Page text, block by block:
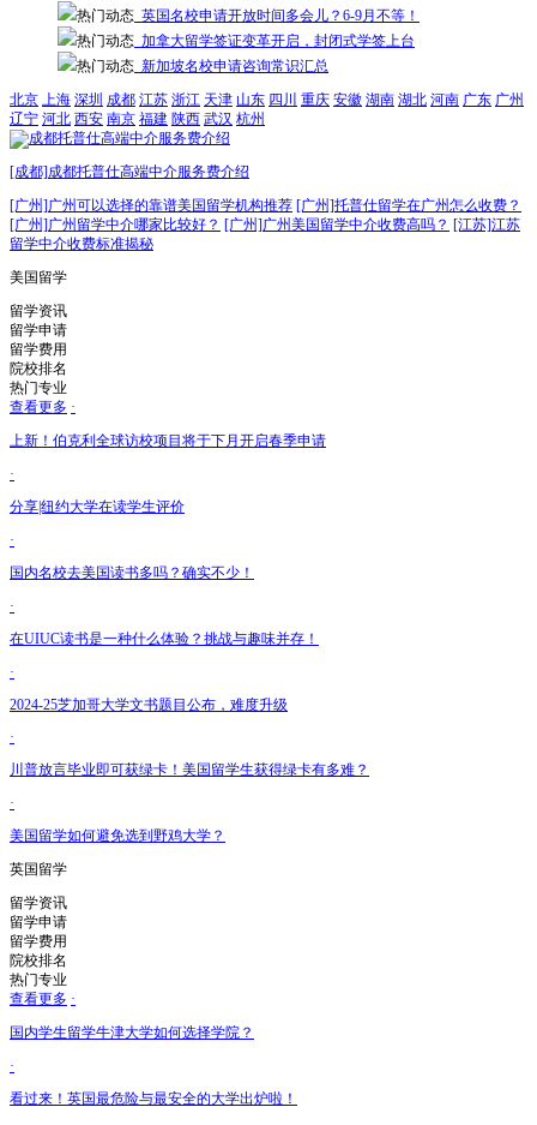
热门动态 英国名校申请开放时间多会儿？6-9月不等！
热门动态 加拿大留学签证变革开启，封闭式学签上台
热门动态 新加坡名校申请咨询常识汇总
北京 上海 深圳 成都 江苏 浙江 天津 山东 四川 重庆 安徽 湖南 湖北 河南 广东 广州
辽宁 河北 西安 南京 福建 陕西 武汉 杭州
[成都]成都托普仕高端中介服务费介绍
[广州]广州可以选择的靠谱美国留学机构推荐 [广州]托普仕留学在广州怎么收费？
[广州]广州留学中介哪家比较好？ [广州]广州美国留学中介收费高吗？ [江苏]江苏
留学中介收费标准揭秘
美国留学
留学资讯
留学申请
留学费用
院校排名
热门专业
查看更多 ·
上新！伯克利全球访校项目将于下月开启春季申请
·
分享|纽约大学在读学生评价
·
国内名校去美国读书多吗？确实不少！
·
在UIUC读书是一种什么体验？挑战与趣味并存！
·
2024-25芝加哥大学文书题目公布，难度升级
·
川普放言毕业即可获绿卡！美国留学生获得绿卡有多难？
·
美国留学如何避免选到野鸡大学？
英国留学
留学资讯
留学申请
留学费用
院校排名
热门专业
查看更多 ·
国内学生留学牛津大学如何选择学院？
·
看过来！英国最危险与最安全的大学出炉啦！